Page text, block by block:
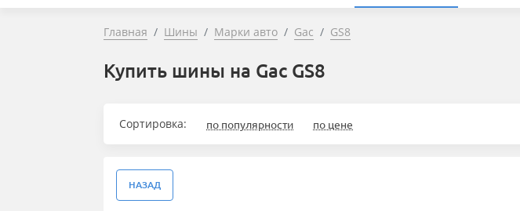
Главная Шины Марки авто Gac GS8
Купить шины на Gac GS8
Сортировка: по популярности по цене
НАЗАД